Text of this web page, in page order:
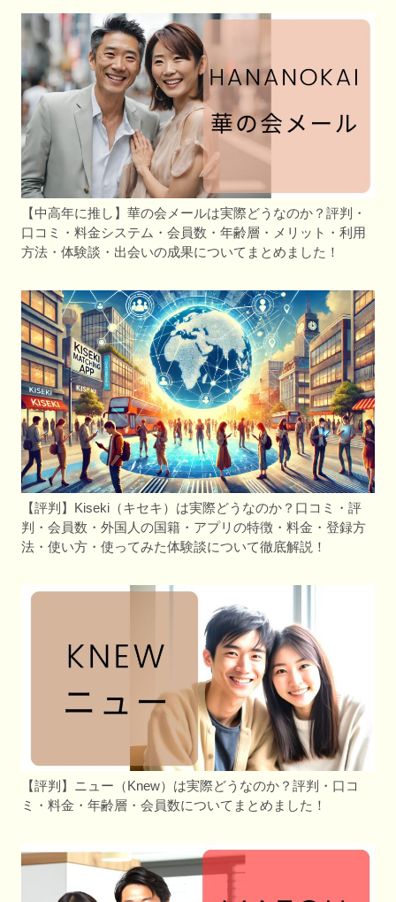
【中高年に推し】華の会メールは実際どうなのか？評判・
口コミ・料金システム・会員数・年齢層・メリット・利用
方法・体験談・出会いの成果についてまとめました！
【評判】Kiseki（キセキ）は実際どうなのか？口コミ・評
判・会員数・外国人の国籍・アプリの特徴・料金・登録方
法・使い方・使ってみた体験談について徹底解説！
【評判】ニュー（Knew）は実際どうなのか？評判・口コ
ミ・料金・年齢層・会員数についてまとめました！